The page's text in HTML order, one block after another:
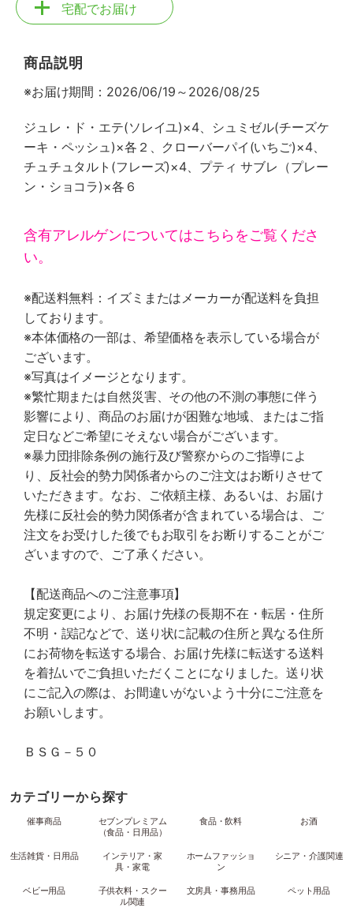
宅配でお届け
商品説明
※お届け期間：2026/06/19～2026/08/25
ジュレ・ド・エテ(ソレイユ)×4、シュミゼル(チーズケ
ーキ・ペッシュ)×各２、クローバーパイ(いちご)×4、
チュチュタルト(フレーズ)×4、プティ サブレ（プレー
ン・ショコラ)×各６
含有アレルゲンについてはこちらをご覧くださ
い。
※配送料無料：イズミまたはメーカーが配送料を負担
しております。
※本体価格の一部は、希望価格を表示している場合が
ございます。
※写真はイメージとなります。
※繁忙期または自然災害、その他の不測の事態に伴う
影響により、商品のお届けが困難な地域、またはご指
定日などご希望にそえない場合がございます。
※暴力団排除条例の施行及び警察からのご指導によ
り、反社会的勢力関係者からのご注文はお断りさせて
いただきます。なお、ご依頼主様、あるいは、お届け
先様に反社会的勢力関係者が含まれている場合は、ご
注文をお受けした後でもお取引をお断りすることがご
ざいますので、ご了承ください。
【配送商品へのご注意事項】
規定変更により、お届け先様の長期不在・転居・住所
不明・誤記などで、送り状に記載の住所と異なる住所
にお荷物を転送する場合、お届け先様に転送する送料
を着払いでご負担いただくことになりました。送り状
にご記入の際は、お間違いがないよう十分にご注意を
お願いします。
ＢＳＧ－５０
カテゴリーから探す
催事商品
セブンプレミアム
（食品・日用品）
食品・飲料 お酒
生活雑貨・日用品
インテリア・家
具・家電
ホームファッショ
ン
シニア・介護関連
ベビー用品
子供衣料・スクー
ル関連
文房具・事務用品 ペット用品